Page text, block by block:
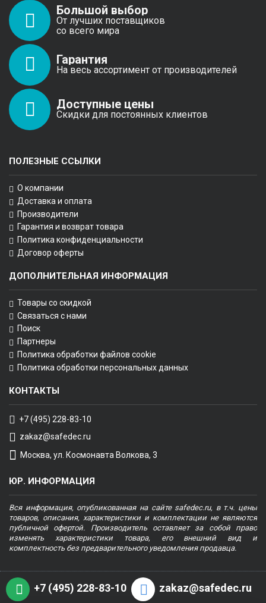
Большой выбор
От лучших поставщиков
со всего мира
Гарантия
На весь ассортимент от производителей
Доступные цены
Скидки для постоянных клиентов
ПОЛЕЗНЫЕ ССЫЛКИ
О компании
Доставка и оплата
Производители
Гарантия и возврат товара
Политика конфиденциальности
Договор оферты
ДОПОЛНИТЕЛЬНАЯ ИНФОРМАЦИЯ
Товары со скидкой
Связаться с нами
Поиск
Партнеры
Политика обработки файлов cookie
Политика обработки персональных данных
КОНТАКТЫ
+7 (495) 228-83-10
zakaz@safedec.ru
Москва, ул. Космонавта Волкова, 3
ЮР. ИНФОРМАЦИЯ
Вся информация, опубликованная на сайте safedec.ru, в т.ч. цены
товаров, описания, характеристики и комплектации не являются
публичной офертой. Производитель оставляет за собой право
изменять характеристики товара, его внешний вид и
комплектность без предварительного уведомления продавца.
+7 (495) 228-83-10 zakaz@safedec.ru